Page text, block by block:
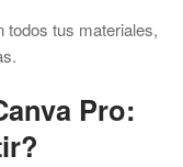
todos tus materiales,
Pro: